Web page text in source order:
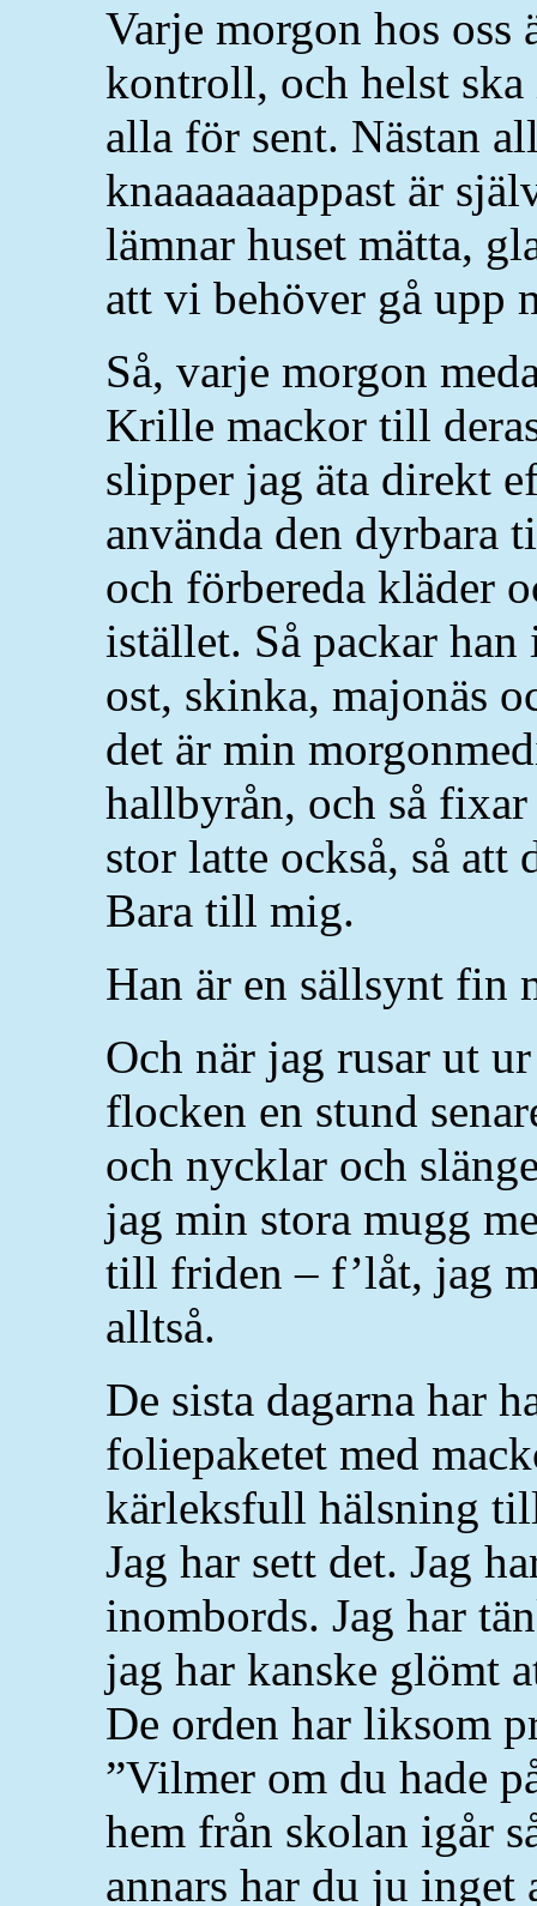
Varje morgon hos
kontroll, och helst ska
alla för sent. Nästan
knaaaaaaappast är
lämnar huset mätta,
att vi behöver gå upp
Så, varje morgon
Krille mackor till
slipper jag äta direkt
använda den dyrbara
och förbereda kläder
istället. Så packar
ost, skinka, majonäs
det är min
hallbyrån, och så
stor latte också, så att
Bara till mig.
Han är en sällsynt fin
Och när jag rusar ut
flocken en stund
och nycklar och
jag min stora mugg
till friden – f’låt, jag
alltså.
De sista dagarna har
foliepaketet med
kärleksfull hälsning
Jag har sett det. Jag
inombords. Jag har
jag har kanske glömt
De orden har liksom
”Vilmer om du hade
hem från skolan igår
annars har du ju inget